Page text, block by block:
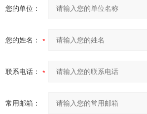
您的单位：
您的姓名：
联系电话：
常用邮箱：